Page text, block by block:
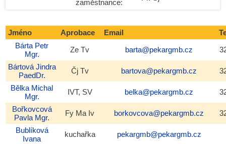
zaměstnance:
Jméno Aprobace Email
Bárta Petr
Mgr.
Ze Tv barta@pekargmb.cz
Bártová Jindra
PaedDr.
Čj Tv bartova@pekargmb.cz
Bělka Michal
Mgr.
IVT, SV belka@pekargmb.cz
Bořkovcová
Pavla Mgr.
Fy Ma Iv borkovcova@pekargmb.cz
Bublíková
Ivana
kuchařka
pekargmb@pekargmb.cz